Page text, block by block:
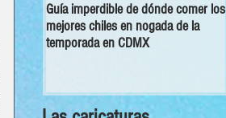
Guía imperdible de dónde comer los
mejores chiles en nogada de la
temporada en CDMX